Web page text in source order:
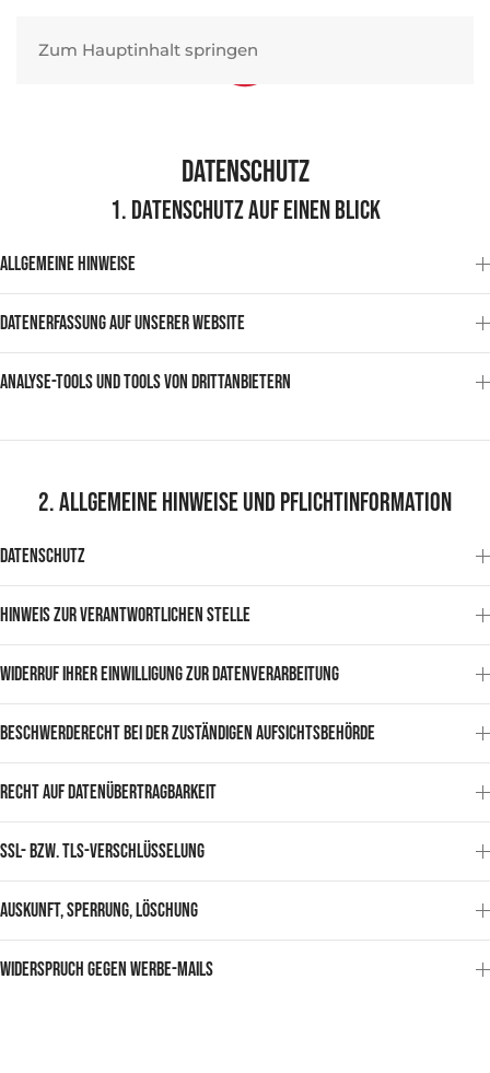
Zum Hauptinhalt springen
Datenschutz
1. Datenschutz auf einen Blick
Allgemeine Hinweise
Datenerfassung auf unserer Website
Analyse-Tools und Tools von Drittanbietern
2. Allgemeine Hinweise und Pflichtinformation
Datenschutz
Hinweis zur verantwortlichen Stelle
Widerruf Ihrer Einwilligung zur Datenverarbeitung
Beschwerderecht bei der zuständigen Aufsichtsbehörde
Recht auf Datenübertragbarkeit
SSL- bzw. TLS-Verschlüsselung
Auskunft, Sperrung, Löschung
Widerspruch gegen Werbe-Mails